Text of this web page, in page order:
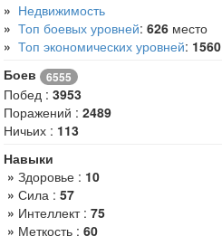
» Недвижимость
» Топ боевых уровней: 626 место
» Топ экономических уровней: 1560
Боев
6555
Побед : 3953
Поражений : 2489
Ничьих : 113
Навыки
» Здоровье : 10
» Сила : 57
» Интеллект : 75
» Меткость : 60